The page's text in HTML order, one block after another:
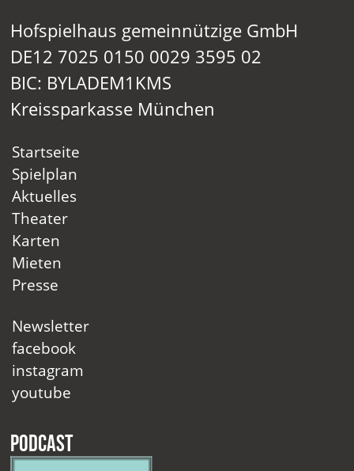
Hofspielhaus gemeinnützige GmbH
DE12 7025 0150 0029 3595 02
BIC: BYLADEM1KMS
Kreissparkasse München
Startseite
Spielplan
Aktuelles
Theater
Karten
Mieten
Presse
Newsletter
facebook
instagram
youtube
Podcast